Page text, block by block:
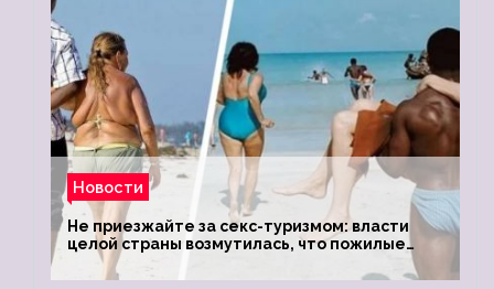
Новости
Не приезжайте за секс-туризмом: власти
целой страны возмутилась, что пожилые
туристки массово едут к ним, чтобы
обзавестись молодыми любовниками